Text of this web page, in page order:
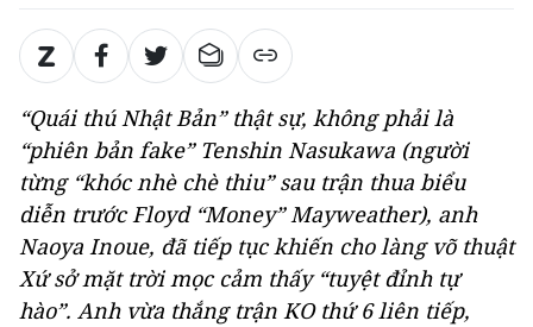
“Quái thú Nhật Bản” thật sự, không phải là
“phiên bản fake” Tenshin Nasukawa (người
từng “khóc nhè chè thiu” sau trận thua biểu
diễn trước Floyd “Money” Mayweather), anh
Naoya Inoue, đã tiếp tục khiến cho làng võ thuật
Xứ sở mặt trời mọc cảm thấy “tuyệt đỉnh tự
hào”. Anh vừa thắng trận KO thứ 6 liên tiếp,